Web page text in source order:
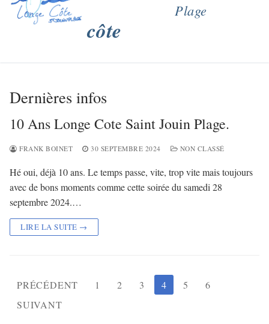
côte
Plage
Dernières infos
10 Ans Longe Cote Saint Jouin Plage.
FRANK BOINET 30 SEPTEMBRE 2024 NON CLASSÉ
Hé oui, déjà 10 ans. Le temps passe, vite, trop vite mais toujours
avec de bons moments comme cette soirée du samedi 28
septembre 2024.…
LIRE LA SUITE →
Pagination
des
PRÉCÉDENT 1 2 3 4 5
6
SUIVANT